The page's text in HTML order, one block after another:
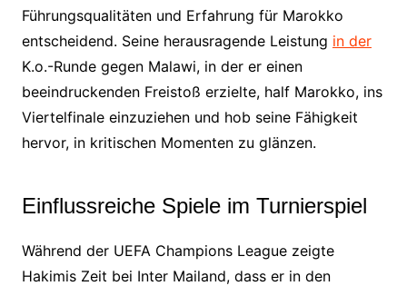
Führungsqualitäten und Erfahrung für Marokko
entscheidend. Seine herausragende Leistung in der
K.o.-Runde gegen Malawi, in der er einen
beeindruckenden Freistoß erzielte, half Marokko, ins
Viertelfinale einzuziehen und hob seine Fähigkeit
hervor, in kritischen Momenten zu glänzen.
Einflussreiche Spiele im Turnierspiel
Während der UEFA Champions League zeigte
Hakimis Zeit bei Inter Mailand, dass er in den